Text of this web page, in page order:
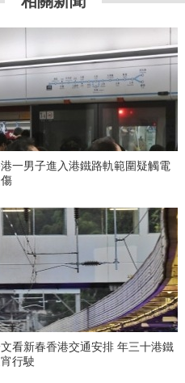
一男子進入港鐵路軌範圍疑觸電
看新春香港交通安排 年三十港鐵
行駛